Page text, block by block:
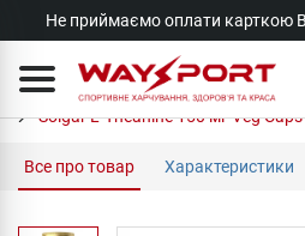
Не приймаємо оплати
Solgar L-Theanine 150 мг Veg
Все про товар Характеристики